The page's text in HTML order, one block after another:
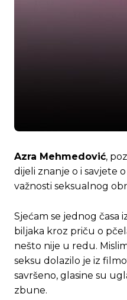
Azra Mehmedović,
dijeli znanje o i savjete
važnosti seksualnog
Sjećam se jednog časa
biljaka kroz priču o
nešto nije u redu.
seksu dolazilo je iz
savršeno, glasine su
zbune.